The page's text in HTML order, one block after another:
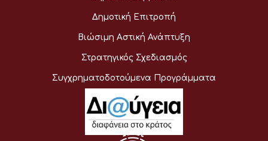
Δημοτική Επιτροπή
Βιώσιμη Αστική Ανάπτυξη
Στρατηγικός Σχεδιασμός
Συγχρηματοδοτούμενα Προγράμματα